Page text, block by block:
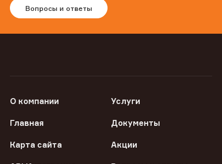
Вопросы и ответы
О компании Услуги
Главная Документы
Карта сайта Акции